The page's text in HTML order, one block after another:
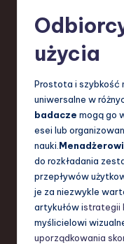
użycia
Prostota i szybkość
uniwersalne w
badacze mogą go
esei lub
nauki.
do rozkładania
przepływów
je za niezwykle
artykułów istrategii
myślicielowi
uporządkowania